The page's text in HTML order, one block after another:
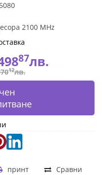
2100 MHz
87лв.
12лв.
Сравни
принт